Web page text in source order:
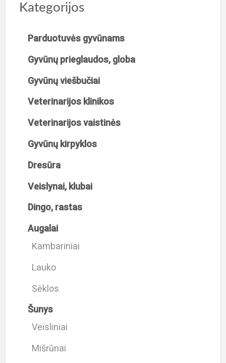
Kategorijos
Parduotuvės gyvūnams
Gyvūnų prieglaudos, globa
Gyvūnų viešbučiai
Veterinarijos klinikos
Veterinarijos vaistinės
Gyvūnų kirpyklos
Dresūra
Veislynai, klubai
Dingo, rastas
Augalai
Kambariniai
Lauko
Sėklos
Šunys
Veisliniai
Mišrūnai